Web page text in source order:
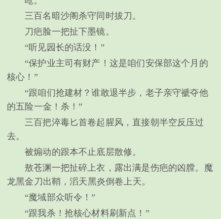
三百名暗沙阁杀守同时拔刀。
刀疤脸一把扯下墨镜。
“听见园长的话没！”
“保护业主司有财产！这是咱们安保部这个月的
核心！”
“跟咱们抢建材？谁敢退半步，老子亲守褫夺他
的五险一金！杀！”
三百把淬毒匕首卷起腥风，直接朝半空反压过
去。
被煽动的跟本不止底层散修。
敖苍渊一把扯碎上衣，露出满是伤疤的凶膛。魔
龙黑金刀出鞘，滔天黑炎倒卷上天。
“魔域部众听令！”
“跟我杀！抢核心材料刷新点！”